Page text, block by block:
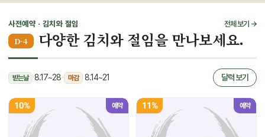
사전예약 · 김치와 절임 전체 보기 →
D-4 다양한 김치와 절임을 만나보세요.
받는날 8.17~28· 마감 8.14~21 달력 보기
10% 예약 11% 예약